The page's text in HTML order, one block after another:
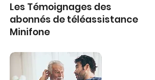
Les Témoignages des
abonnés de téléassistance
Minifone